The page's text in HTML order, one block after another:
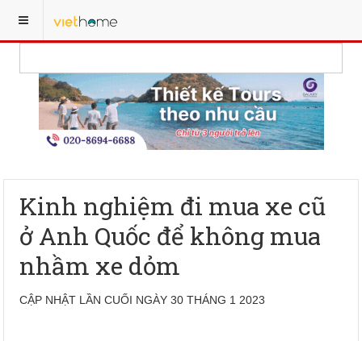
Kinh nghiệm đi mua xe cũ
ở Anh Quốc để không mua
nhầm xe dỏm
CẬP NHẬT LẦN CUỐI NGÀY 30 THÁNG 1 2023